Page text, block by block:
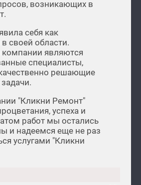
возникающих в
себя как
своей области.
являются
специалисты,
решающие
"Кликни Ремонт"
успеха и
работ мы остались
и надеемся еще не раз
услугами "Кликни